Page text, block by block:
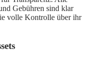
Gebühren sind klar
volle Kontrolle über ihr